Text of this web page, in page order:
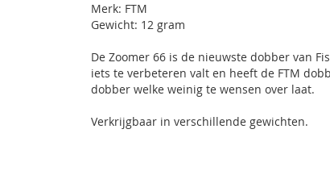
gallerij
Merk: FTM
Gewicht: 12 gram
De Zoomer 66 is de nieuwste dobber van
iets te verbeteren valt en heeft de FTM
dobber welke weinig te wensen over laat.
Verkrijgbaar in verschillende gewichten.